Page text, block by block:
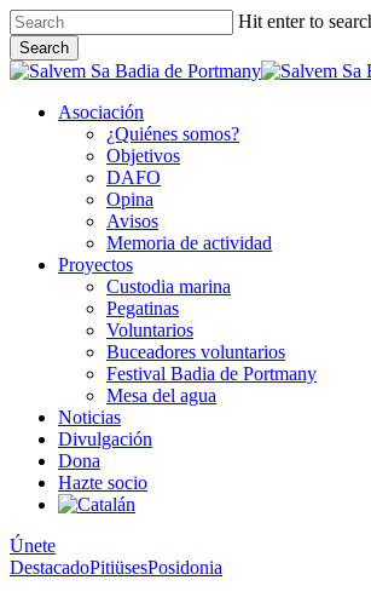
Skip
to
main
content
Hit enter to
Search
Close
Asociación
¿Quiénes somos?
Objetivos
DAFO
Opina
Avisos
Memoria de actividad
Proyectos
Custodia marina
Pegatinas
Voluntarios
Buceadores voluntarios
Festival Badia de Portmany
Mesa del agua
Noticias
Divulgación
Dona
Hazte socio
Únete
DestacadoPitiüsesPosidonia